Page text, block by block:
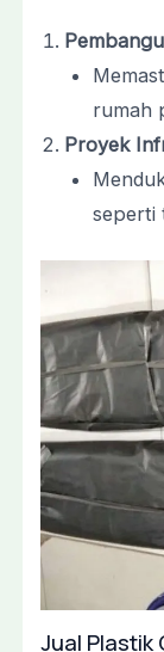
rumah
Proyek
seperti
Jual Plastik